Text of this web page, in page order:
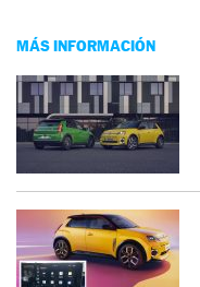
MÁS INFORMACIÓN